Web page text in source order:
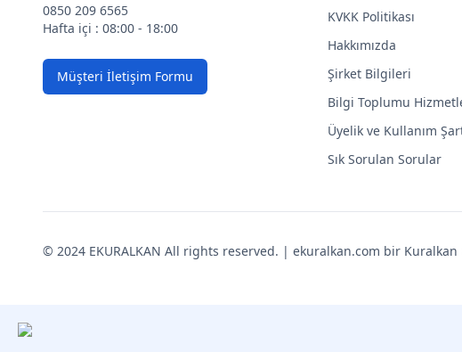
0850 209 6565
Hafta içi : 08:00 - 18:00
Müşteri İletişim Formu
KVKK Politikası
Hakkımızda
Şirket Bilgileri
Bilgi Toplumu
Üyelik ve Kullanım
Sık Sorulan Sorular
© 2024 EKURALKAN All rights reserved. | ekuralkan.com bir Kuralkan